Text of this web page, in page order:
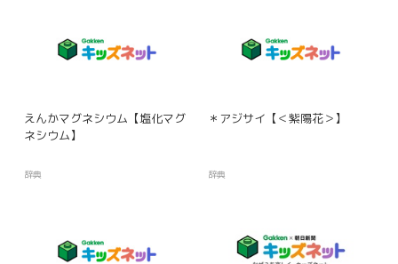
えんかマグネシウム【塩化マグ
ネシウム】
辞典
＊アジサイ【＜紫陽花＞】
辞典